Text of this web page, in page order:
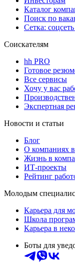
Каталог
Поиск по
Сетка:
Соискателям
hh PRO
Готовое
Все сервисы
Хочу у вас
Экспертная
Новости и статьи
Блог
О компаниях
Жизнь в
ИТ-проекты
Рейтинг
Молодым
Карьера для
Школа
Карьера в
Боты для